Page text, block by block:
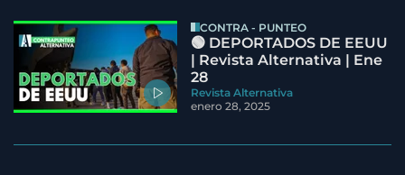
CONTRA - PUNTEO
🟢 DEPORTADOS DE EEUU
| Revista Alternativa | Ene
28
Revista Alternativa
enero 28, 2025